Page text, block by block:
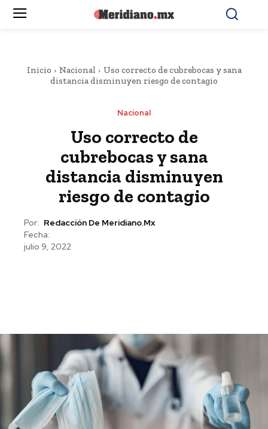
Inicio Nacional
Uso correcto de cubrebocas y sana
distancia disminuyen riesgo de contagio
Nacional
Uso correcto de
cubrebocas y sana
distancia disminuyen
riesgo de contagio
Por: Redacción De Meridiano.mx
Fecha:
julio 9, 2022